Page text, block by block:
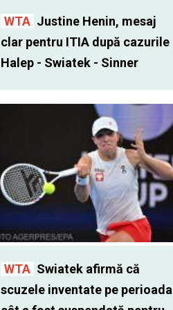
WTA Justine Henin, mesaj
clar pentru ITIA după cazurile
Halep - Swiatek - Sinner
WTA Swiatek afirmă că
scuzele inventate pe perioada